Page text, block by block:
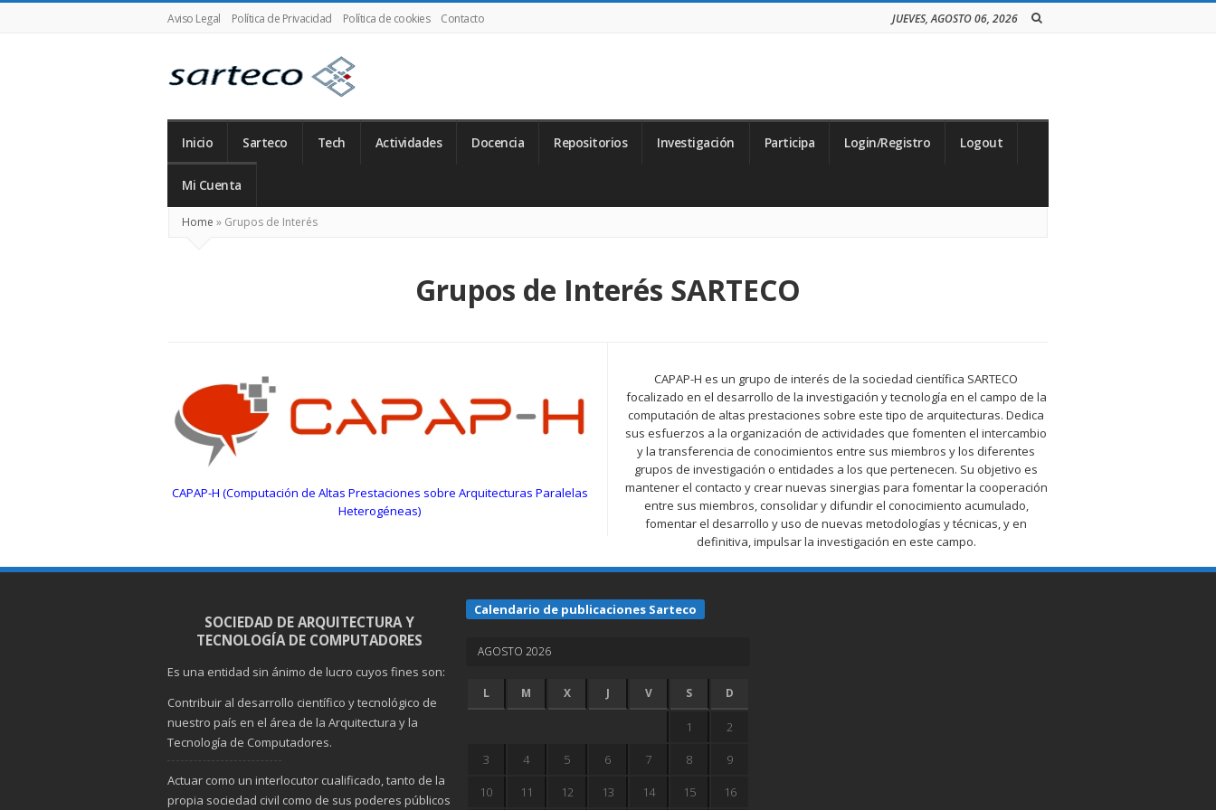
Aviso Legal Política de Privacidad Política de cookies Contacto JUEVES, AGOSTO 06, 2026
Inicio Sarteco Tech Actividades Docencia Repositorios Investigación Participa Login/Registro Logout
Mi Cuenta
Home » Grupos de Interés
Grupos de Interés SARTECO
CAPAP-H (Computación de Altas Prestaciones sobre Arquitecturas Paralelas
Heterogéneas)
CAPAP-H es un grupo de interés de la sociedad científica SARTECO
focalizado en el desarrollo de la investigación y tecnología en el campo de la
computación de altas prestaciones sobre este tipo de arquitecturas. Dedica
sus esfuerzos a la organización de actividades que fomenten el intercambio
y la transferencia de conocimientos entre sus miembros y los diferentes
grupos de investigación o entidades a los que pertenecen. Su objetivo es
mantener el contacto y crear nuevas sinergias para fomentar la cooperación
entre sus miembros, consolidar y difundir el conocimiento acumulado,
fomentar el desarrollo y uso de nuevas metodologías y técnicas, y en
definitiva, impulsar la investigación en este campo.
SOCIEDAD DE ARQUITECTURA Y
TECNOLOGÍA DE COMPUTADORES
Es una entidad sin ánimo de lucro cuyos fines son:
Contribuir al desarrollo científico y tecnológico de
nuestro país en el área de la Arquitectura y la
Tecnología de Computadores.
Actuar como un interlocutor cualificado, tanto de la
propia sociedad civil como de sus poderes públicos
Calendario de publicaciones Sarteco
AGOSTO 2026
L M X J V S D
1
2
3
4 5 6 7 8
9
10
11 12 13 14 15 16